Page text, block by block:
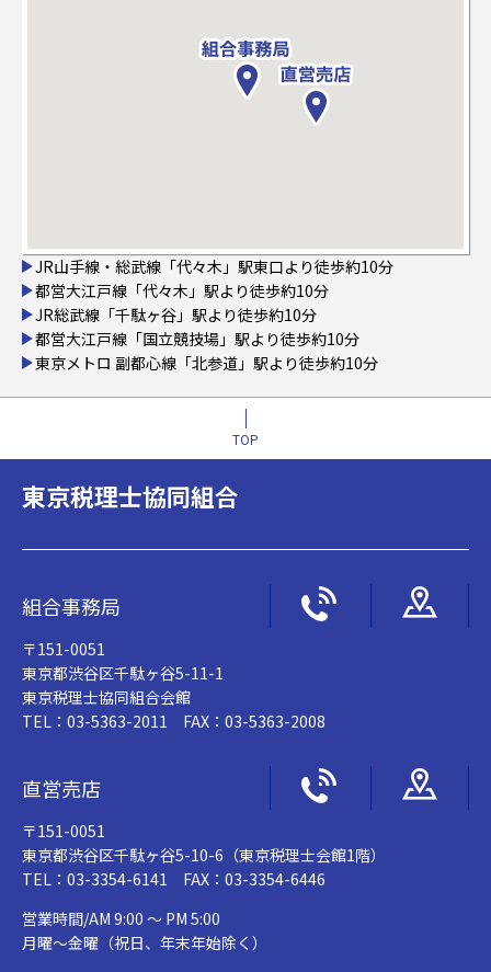
JR山手線・総武線「代々木」駅東口より徒歩約10分
都営大江戸線「代々木」駅より徒歩約10分
JR総武線「千駄ヶ谷」駅より徒歩約10分
都営大江戸線「国立競技場」駅より徒歩約10分
東京メトロ 副都心線「北参道」駅より徒歩約10分
TOP
東京税理士協同組合
組合事務局
〒151-0051
東京都渋谷区千駄ヶ谷5-11-1
東京税理士協同組合会館
TEL：03-5363-2011 FAX：03-5363-2008
直営売店
〒151-0051
東京都渋谷区千駄ヶ谷5-10-6（東京税理士会館1階）
TEL：03-3354-6141 FAX：03-3354-6446
営業時間/AM 9:00 ～ PM 5:00
月曜～金曜（祝日、年末年始除く）